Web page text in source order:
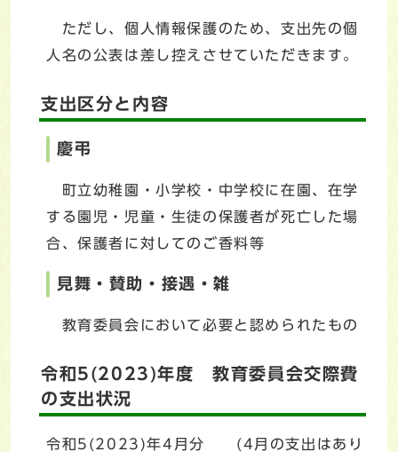
ただし、個人情報保護のため、支出先の個
人名の公表は差し控えさせていただきます。
支出区分と内容
慶弔
町立幼稚園・小学校・中学校に在園、在学
する園児・児童・生徒の保護者が死亡した場
合、保護者に対してのご香料等
見舞・賛助・接遇・雑
教育委員会において必要と認められたもの
令和5(2023)年度 教育委員会交際費
の支出状況
令和5(2023)年4月分 (4月の支出はあり